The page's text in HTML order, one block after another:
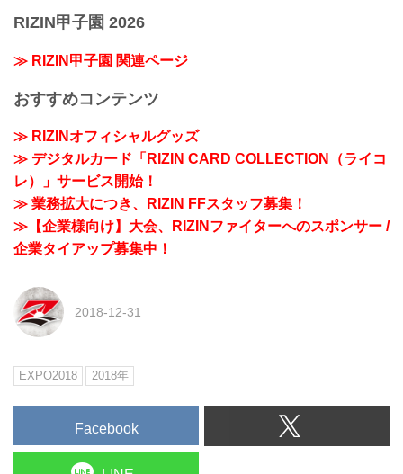
RIZIN甲子園 2026
≫ RIZIN甲子園 関連ページ
おすすめコンテンツ
≫ RIZINオフィシャルグッズ
≫ デジタルカード「RIZIN CARD COLLECTION（ライコ
レ）」サービス開始！
≫ 業務拡大につき、RIZIN FFスタッフ募集！
≫【企業様向け】大会、RIZINファイターへのスポンサー /
企業タイアップ募集中！
2018-12-31
EXPO2018 2018年
Facebook